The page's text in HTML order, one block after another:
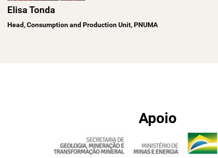
Elisa Tonda
Head, Consumption and Production Unit, PNUMA
Apoio